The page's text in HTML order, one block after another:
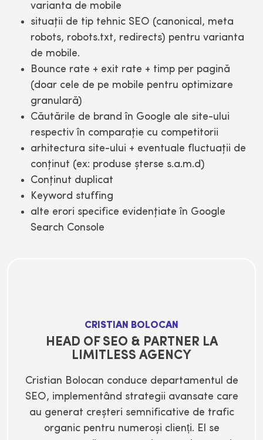
varianta de mobile
situaţii de tip tehnic SEO (canonical, meta
robots, robots.txt, redirects) pentru varianta
de mobile.
Bounce rate + exit rate + timp per pagină
(doar cele de pe mobile pentru optimizare
granulară)
Căutările de brand în Google ale site-ului
respectiv în comparaţie cu competitorii
arhitectura site-ului + eventuale fluctuaţii de
conţinut (ex: produse şterse s.a.m.d)
Conţinut duplicat
Keyword stuffing
alte erori specifice evidenţiate în Google
Search Console
CRISTIAN BOLOCAN
HEAD OF SEO & PARTNER LA
LIMITLESS AGENCY
Cristian Bolocan conduce departamentul de
SEO, implementând strategii avansate care
au generat creșteri semnificative de trafic
organic pentru numeroși clienți. El se